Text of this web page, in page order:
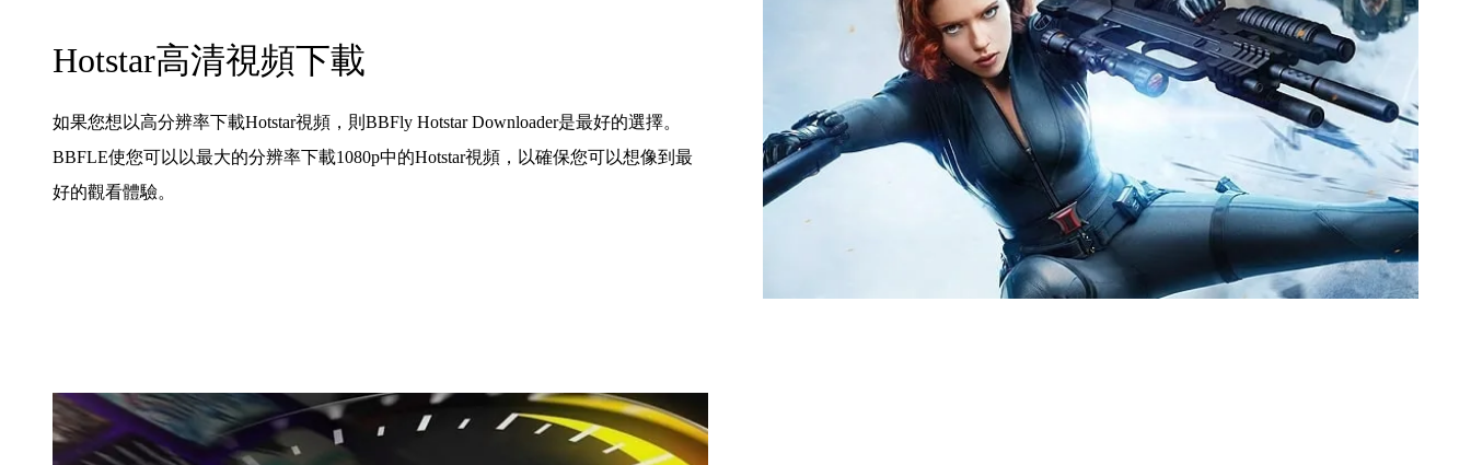
Hotstar高清視頻下載
如果您想以高分辨率下載Hotstar視頻，則BBFly Hotstar Downloader是最好的選擇。
BBFLE使您可以以最大的分辨率下載1080p中的Hotstar視頻，以確保您可以想像到最
好的觀看體驗。